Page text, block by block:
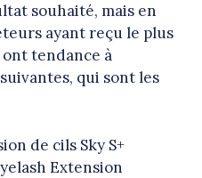
souhaité, mais en
ayant reçu le plus
tendance à
qui sont les
de cils Sky S+
Extension